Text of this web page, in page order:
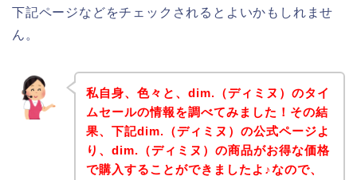
下記ページなどをチェックされるとよいかもしれませ
ん。
私自身、色々と、dim.（ディミヌ）のタイ
ムセールの情報を調べてみました！その結
果、下記dim.（ディミヌ）の公式ページよ
り、dim.（ディミヌ）の商品がお得な価格
で購入することができましたよ♪なので、